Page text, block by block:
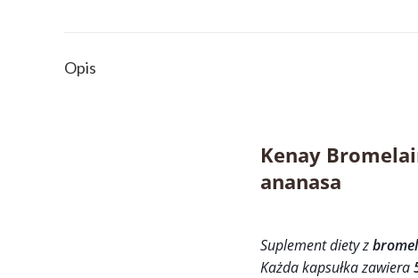
Opis
Kenay
ananasa
Suplement diety z
Każda kapsułka zawiera